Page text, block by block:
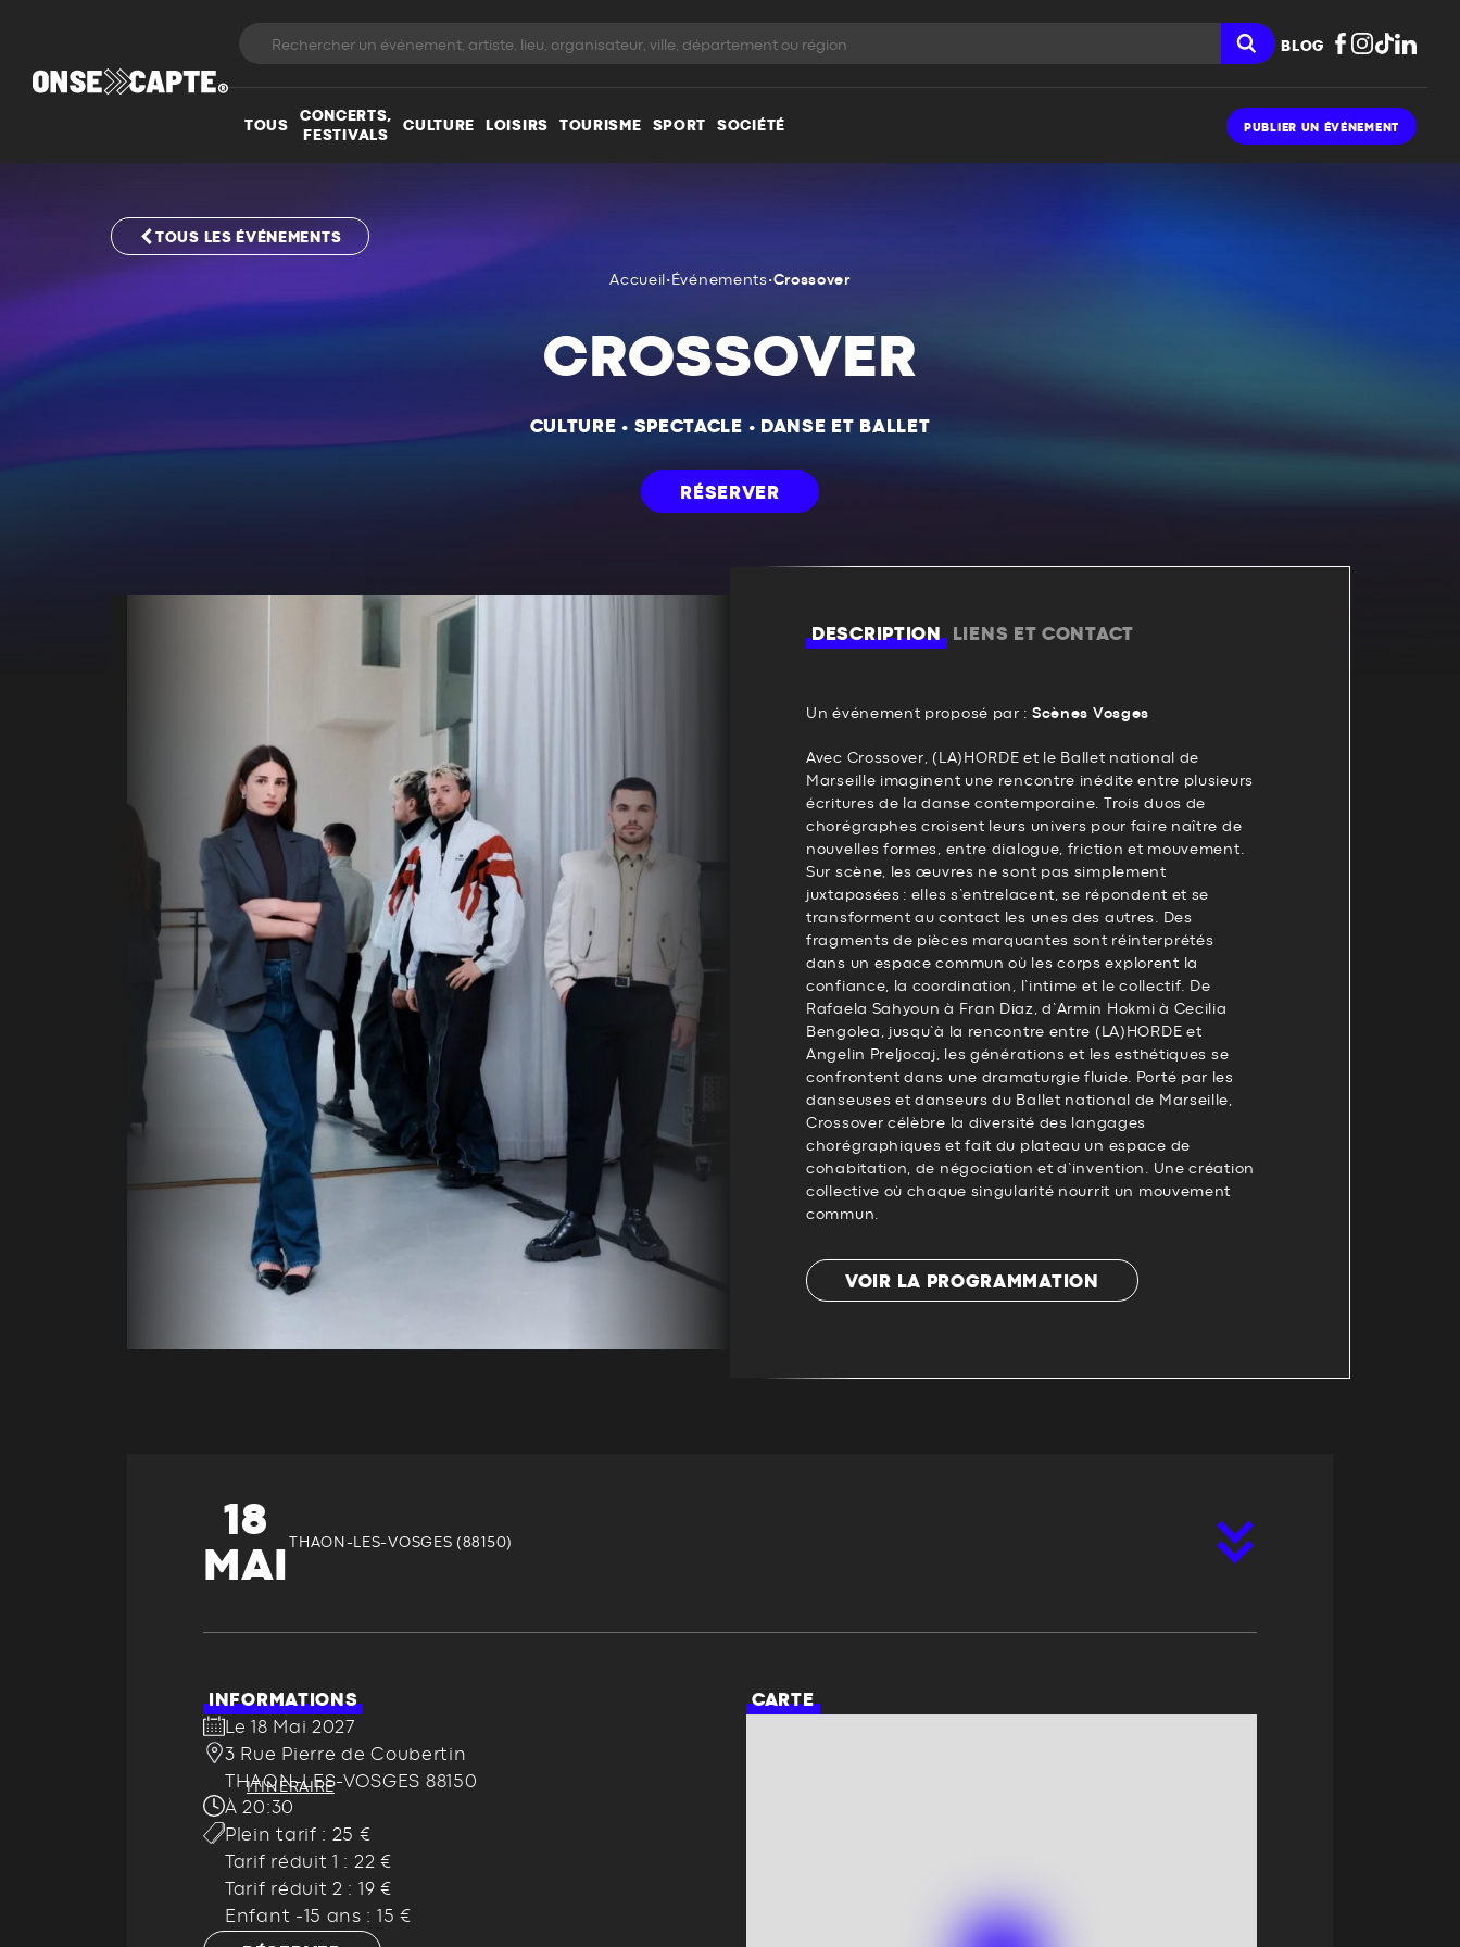
BLOG
TOUS
CONCERTS,
FESTIVALS
CULTURE LOISIRS TOURISME SPORT SOCIÉTÉ PUBLIER UN ÉVÉNEMENT
TOUS LES ÉVÉNEMENTS
Accueil • Événements•Crossover
CROSSOVER
CULTURE • SPECTACLE • DANSE ET BALLET
RÉSERVER
DESCRIPTION LIENS ET CONTACT
Un événement proposé par : Scènes Vosges
Avec Crossover, (LA)HORDE et le Ballet national de
Marseille imaginent une rencontre inédite entre plusieurs
écritures de la danse contemporaine. Trois duos de
chorégraphes croisent leurs univers pour faire naître de
nouvelles formes, entre dialogue, friction et mouvement.
Sur scène, les œuvres ne sont pas simplement
juxtaposées : elles s’entrelacent, se répondent et se
transforment au contact les unes des autres. Des
fragments de pièces marquantes sont réinterprétés
dans un espace commun où les corps explorent la
confiance, la coordination, l’intime et le collectif. De
Rafaela Sahyoun à Fran Diaz, d’Armin Hokmi à Cecilia
Bengolea, jusqu’à la rencontre entre (LA)HORDE et
Angelin Preljocaj, les générations et les esthétiques se
confrontent dans une dramaturgie fluide. Porté par les
danseuses et danseurs du Ballet national de Marseille,
Crossover célèbre la diversité des langages
chorégraphiques et fait du plateau un espace de
cohabitation, de négociation et d’invention. Une création
collective où chaque singularité nourrit un mouvement
commun.
VOIR LA PROGRAMMATION
18
MAI
THAON-LES-VOSGES (88150)
INFORMATIONS
Le 18 Mai 2027
3 Rue Pierre de Coubertin
THAON-LES-VOSGES 88150
ITINÉRAIRE
À 20:30
Plein tarif : 25 €
Tarif réduit 1 : 22 €
Tarif réduit 2 : 19 €
Enfant -15 ans : 15 €
CARTE